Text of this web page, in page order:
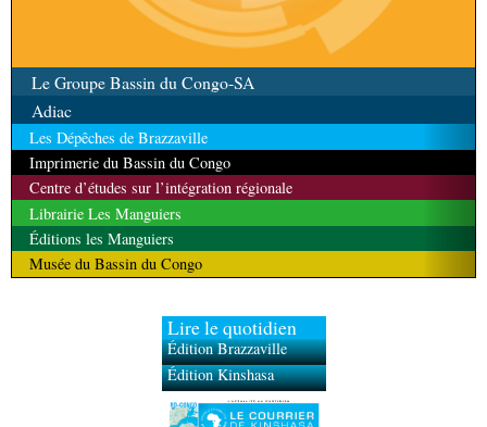
Le Groupe Bassin du Congo-SA
Adiac
Les Dépêches de Brazzaville
Imprimerie du Bassin du Congo
Centre d’études sur l’intégration régionale
Librairie Les Manguiers
Éditions les Manguiers
Musée du Bassin du Congo
Lire le quotidien
Édition Brazzaville
Édition Kinshasa